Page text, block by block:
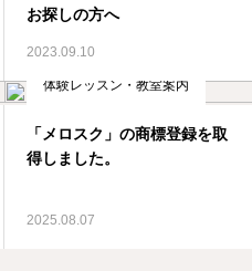
お探しの方へ
2023.09.10
体験レッスン・教室案内
「メロスク」の商標登録を取
得しました。
2025.08.07